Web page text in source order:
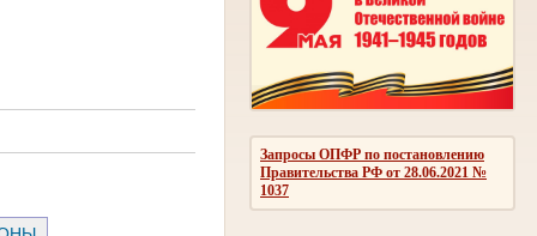
Запросы ОПФР по постановлению
Правительства РФ от 28.06.2021 №
1037